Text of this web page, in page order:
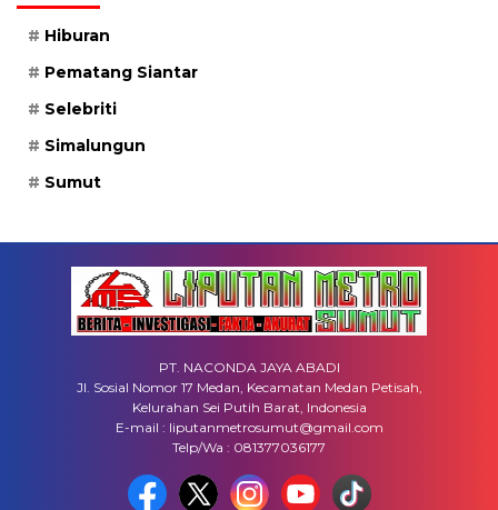
Hiburan
Pematang Siantar
Selebriti
Simalungun
Sumut
PT. NACONDA JAYA ABADI
Jl. Sosial Nomor 17 Medan, Kecamatan Medan Petisah,
Kelurahan Sei Putih Barat, Indonesia
E-mail : liputanmetrosumut@gmail.com
Telp/Wa : 081377036177